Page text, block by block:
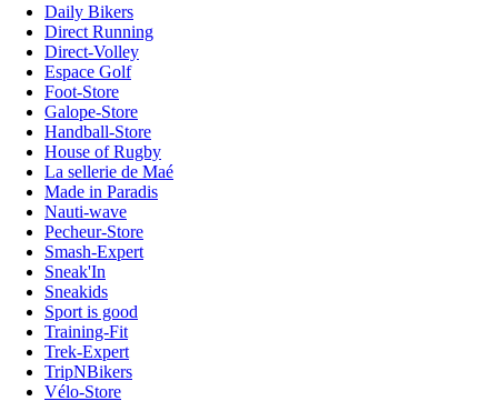
Daily Bikers
Direct Running
Direct-Volley
Espace Golf
Foot-Store
Galope-Store
Handball-Store
House of Rugby
La sellerie de Maé
Made in Paradis
Nauti-wave
Pecheur-Store
Smash-Expert
Sneak'In
Sneakids
Sport is good
Training-Fit
Trek-Expert
TripNBikers
Vélo-Store